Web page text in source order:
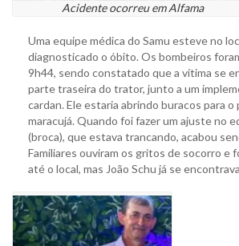
Acidente ocorreu em Alfama
Uma equipe médica do Samu esteve no
diagnosticado o óbito. Os bombeiros
9h44, sendo constatado que a vítima se
parte traseira do trator, junto a um
cardan. Ele estaria abrindo buracos para
maracujá. Quando foi fazer um ajuste no
(broca), que estava trancando, acabou
Familiares ouviram os gritos de socorro e
até o local, mas João Schu já se